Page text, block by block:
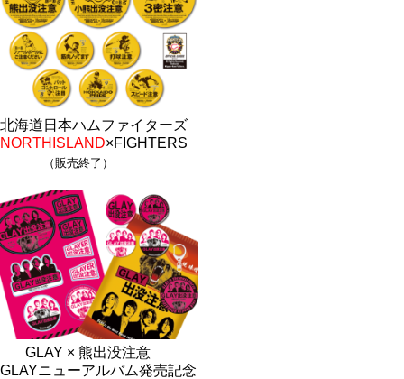
北海道日本ハムファイターズ
NORTHISLAND×FIGHTERS
（販売終了）
GLAY × 熊出没注意
GLAYニューアルバム発売記念